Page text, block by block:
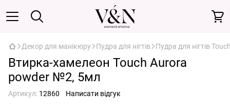
Декор для манікюру Пудра для нігтів Пудра для нігтів
Втирка-хамелеон Touch Aurora
powder №2, 5мл
Артикул: 12860 Написати відгук